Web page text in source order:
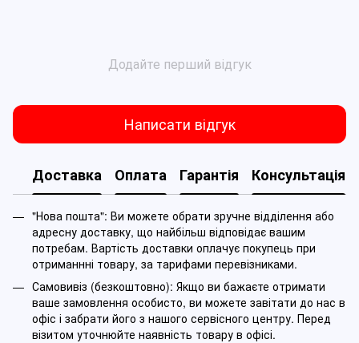
Додайте перший відгук
Написати відгук
Доставка Оплата Гарантія Консультація
"Нова пошта": Ви можете обрати зручне відділення або
адресну доставку, що найбільш відповідає вашим
потребам. Вартість доставки оплачує покупець при
отриманнні товару, за тарифами перевізниками.
Самовивіз (безкоштовно): Якщо ви бажаєте отримати
ваше замовлення особисто, ви можете завітати до нас в
офіс і забрати його з нашого сервісного центру. Перед
візитом уточнюйте наявність товару в офісі.